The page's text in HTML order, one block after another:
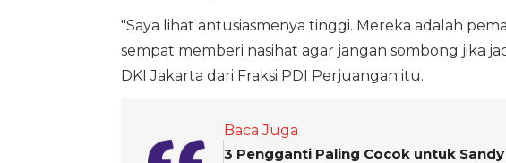
"Saya lihat antusiasmenya tinggi. Mereka adalah
sempat memberi nasihat agar jangan sombong jika
DKI Jakarta dari Fraksi PDI Perjuangan itu.
Baca Juga
3 Pengganti Paling Cocok untuk